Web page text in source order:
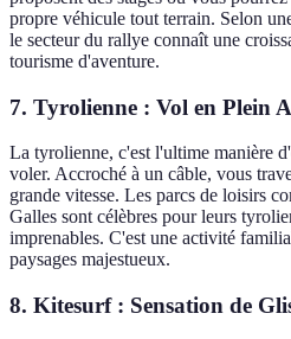
propre véhicule tout terrain. Selon
le secteur du rallye connaît une
tourisme d'aventure.
7. Tyrolienne : Vol en Plein
La tyrolienne, c'est l'ultime manière
voler. Accroché à un câble, vous
grande vitesse. Les parcs de loisirs
Galles sont célèbres pour leurs
imprenables. C'est une activité
paysages majestueux.
8. Kitesurf : Sensation de